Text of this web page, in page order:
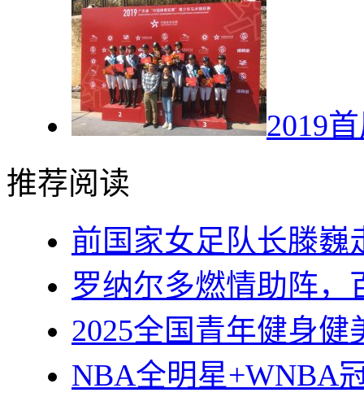
2019
推荐阅读
前国家女足队长滕巍
罗纳尔多燃情助阵，
2025全国青年健身
NBA全明星+WNBA